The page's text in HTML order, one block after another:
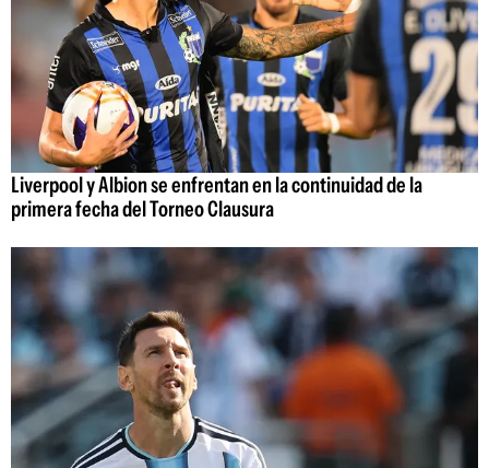
Liverpool y Albion se enfrentan en la continuidad de la
primera fecha del Torneo Clausura